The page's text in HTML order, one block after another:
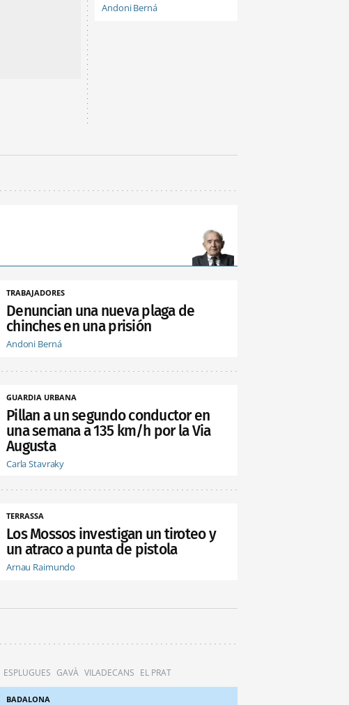
Andoni Berná
TRABAJADORES
Denuncian una nueva plaga de
chinches en una prisión
Andoni Berná
GUARDIA URBANA
Pillan a un segundo conductor en
una semana a 135 km/h por la Via
Augusta
Carla Stavraky
TERRASSA
Los Mossos investigan un tiroteo y
un atraco a punta de pistola
Arnau Raimundo
ESPLUGUES GAVÀ VILADECANS EL PRAT
BADALONA